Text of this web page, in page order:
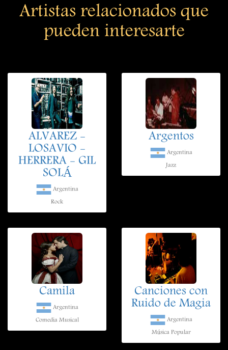
Artistas relacionados que
pueden interesarte
ALVAREZ -
LOSAVIO -
HERRERA - GIL
SOLÁ
Argentina
Rock
Argentos
Argentina
Jazz
Camila
Argentina
Comedia Musical
Canciones con
Ruido de Magia
Argentina
Música Popular